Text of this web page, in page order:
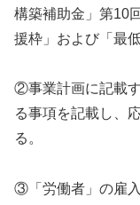
構築補助金」第10
援枠」および「最
②事業計画に記載
る事項を記載し、
る。
③「労働者」の雇